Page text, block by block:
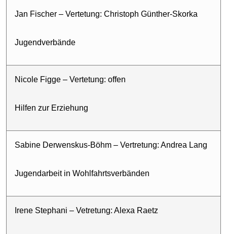
Jan Fischer – Vertetung: Christoph Günther-Skorka
Jugendverbände
Nicole Figge – Vertetung: offen
Hilfen zur Erziehung
Sabine Derwenskus-Böhm – Vertretung: Andrea Lang
Jugendarbeit in Wohlfahrtsverbänden
Irene Stephani – Vetretung: Alexa Raetz